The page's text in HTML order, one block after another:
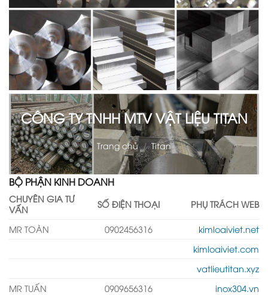
CÔNG TY TNHH MTV VẬT LIỆU TITAN
Trang chủ / Titan
BỘ PHẬN KINH DOANH
CHUYÊN GIA TƯ
VẤN
SỐ ĐIỆN THOẠI PHỤ TRÁCH WEB
MR TOÀN 0902456316
kimloaiviet.net
kimloaiviet.com
vatlieutitan.xyz
MR TUẤN
0909656316
inox304.vn